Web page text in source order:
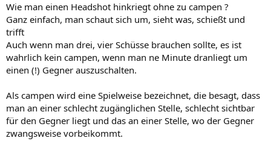
Wie man einen Headshot hinkriegt ohne zu campen ?
Ganz einfach, man schaut sich um, sieht was, schießt und
trifft
Auch wenn man drei, vier Schüsse brauchen sollte, es ist
wahrlich kein campen, wenn man ne Minute dranliegt um
einen (!) Gegner auszuschalten.
Als campen wird eine Spielweise bezeichnet, die besagt, dass
man an einer schlecht zugänglichen Stelle, schlecht sichtbar
für den Gegner liegt und das an einer Stelle, wo der Gegner
zwangsweise vorbeikommt.